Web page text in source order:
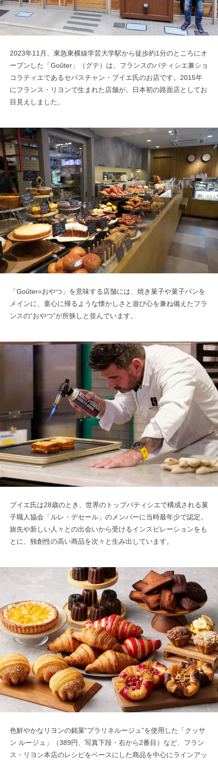
2023年11月、東急東横線学芸大学駅から徒歩約1分のところにオ
ープンした「Goûter」（グテ）は、フランスのパティシエ兼ショ
コラティエであるセバスチャン・ブイエ氏のお店です。2015年
にフランス・リヨンで生まれた店舗が、日本初の路面店としてお
目見えしました。
「Goûter=おやつ」を意味する店舗には、焼き菓子や菓子パンを
メインに、童心に帰るような懐かしさと遊び心を兼ね備えたフラ
ンスの“おやつ”が所狭しと並んでいます。
ブイエ氏は28歳のとき、世界のトップパティシエで構成される菓
子職人協会「ルレ・デセール」のメンバーに当時最年少で認定。
旅先や新しい人々との出会いから受けるインスピレーションをも
とに、独創性の高い商品を次々と生み出しています。
色鮮やかなリヨンの銘菓“プラリネルージュ”を使⽤した「クッサ
ン ルージュ」（389円、写真下段・右から2番目）など、フラン
ス・リヨン本店のレシピをベースにした商品を中心にラインアッ